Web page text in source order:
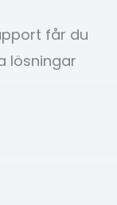
får du
lösningar